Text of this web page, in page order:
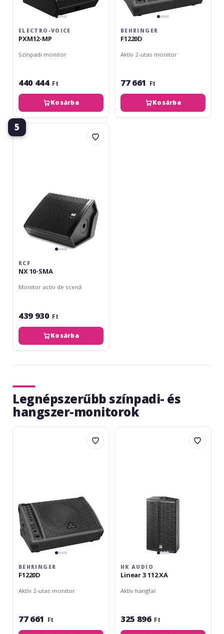
ELECTRO-VOICE
PXM12-MP
Színpadi monitor
440 444 Ft
Kosárba
BEHRINGER
F1220D
Aktív 2-utas monitor
77 661 Ft
Kosárba
5
RCF
NX
RCF
NX 10-SMA
Monitor activ de scenă
439 930 Ft
Kosárba
Legnépszerűbb színpadi- és
hangszer-monitorok
Behringer
BEHRINGER
F1220D
Aktív 2-utas monitor
77 661 Ft
HK
HK AUDIO
Linear 3 112 XA
Aktív hangfal
325 896 Ft